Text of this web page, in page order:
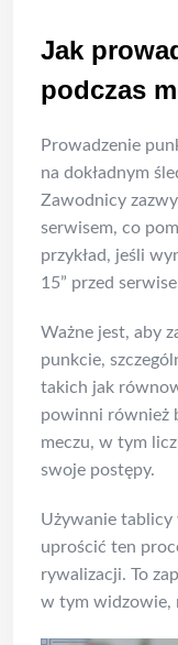
Jak
podczas
Prowadzenie
na dokładnym
Zawodnicy
serwisem, co
przykład, jeśli
15” przed
Ważne jest, aby
punkcie,
takich jak
powinni również
meczu, w tym
swoje postępy.
Używanie
uprościć ten
rywalizacji. To
w tym widzowie,